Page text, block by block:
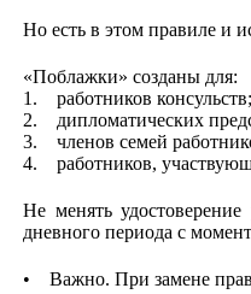
Но есть в этом правиле и
«Поблажки» созданы для:
1. работников консульств;
2. дипломатических
3. членов семей
4. работников,
Не менять
дневного периода с
• Важно. При замене прав